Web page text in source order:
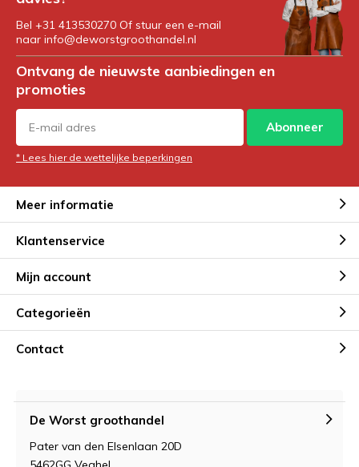
Bel +31 413530270 Of stuur een e-mail
naar info@deworstgroothandel.nl
Ontvang de nieuwste aanbiedingen en
promoties
Abonneer
* Lees hier de wettelijke beperkingen
Meer informatie
Klantenservice
Mijn account
Categorieën
Contact
De Worst groothandel
Pater van den Elsenlaan 20D